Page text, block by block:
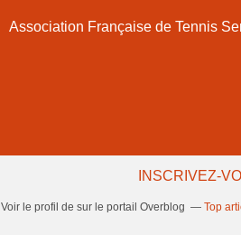
Association Française de Tennis
INSCRIVEZ-
Voir le profil de sur le portail Overblog Top